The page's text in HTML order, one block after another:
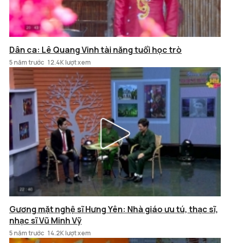
Dân ca: Lê Quang Vinh tài năng tuổi học trò
5 năm trước 12.4K lượt xem
Gương mặt nghệ sĩ Hưng Yên: Nhà giáo ưu tú, thạc sĩ,
nhạc sĩ Vũ Minh Vỹ
5 năm trước 14.2K lượt xem